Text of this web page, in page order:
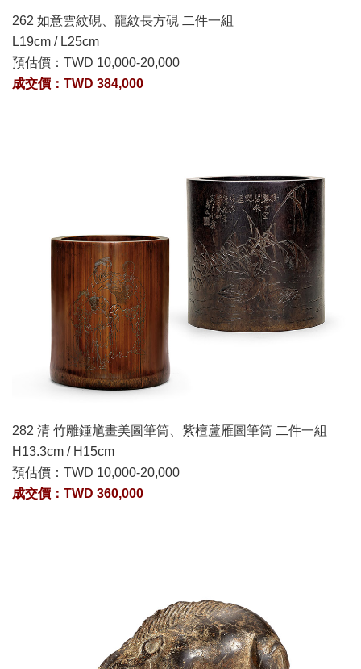
262 如意雲紋硯、龍紋長方硯 二件一組
L19cm / L25cm
預估價： TWD 10,000-20,000
成交價：TWD 384,000
282 清 竹雕鍾馗畫美圖筆筒、紫檀蘆雁圖筆筒 二件一組
H13.3cm / H15cm
預估價： TWD 10,000-20,000
成交價：TWD 360,000